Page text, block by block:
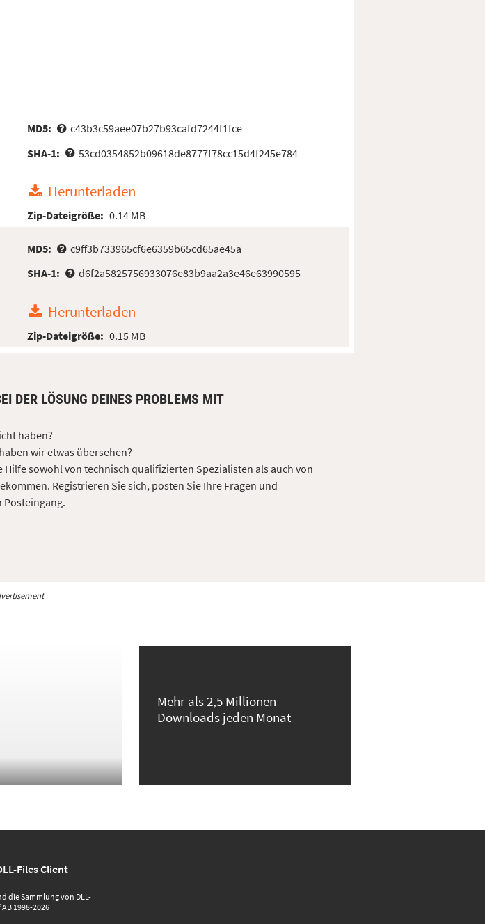
MD5:
c43b3c59aee07b27b93cafd7244f1fce
SHA-1:
53cd0354852b09618de8777f78cc15d4f245e784
Herunterladen
Zip-Dateigröße: 0.14 MB
MD5:
c9ff3b733965cf6e6359b65cd65ae45a
SHA-1:
d6f2a5825756933076e83b9aa2a3e46e63990595
Herunterladen
Zip-Dateigröße: 0.15 MB
DER LÖSUNG DEINES PROBLEMS MIT
haben?
wir etwas übersehen?
Hilfe sowohl von technisch qualifizierten Spezialisten als auch von
Registrieren Sie sich, posten Sie Ihre Fragen und
Mehr als 2,5 Millionen
Downloads jeden Monat
Files Client
die Sammlung von DLL-
1998-2026